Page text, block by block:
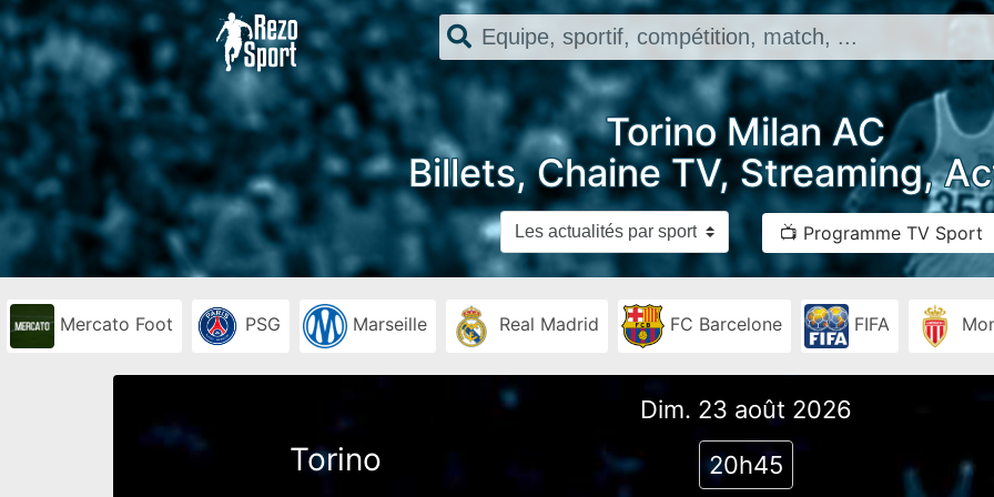
Torino Milan AC
Billets, Chaine TV, Streaming,
📺 Programme TV Sport
Mercato Foot PSG Marseille Real Madrid FC Barcelone FIFA
Dim. 23 août 2026
Torino 20h45